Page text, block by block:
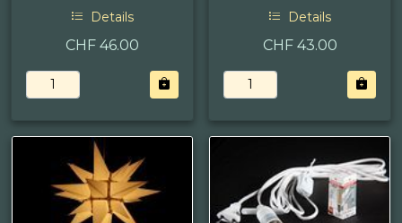
Details
CHF 46.00
Details
CHF 43.00